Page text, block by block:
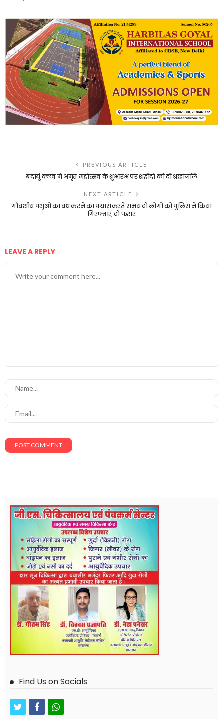
PREVIOUS ARTICLE
बदायूं क्लब में अमृत महोत्सव के शुभारंभ पर शहीदों को दी श्रद्धांजलि
NEXT ARTICLE
गौवंशीय पशुओं का वध करने का प्रयास करते समय दो लोगों को पुलिस ने किया
गिरफ्तार, दो फरार
LEAVE A REPLY
Find Us on Socials
twitterfacebookwhatsapp